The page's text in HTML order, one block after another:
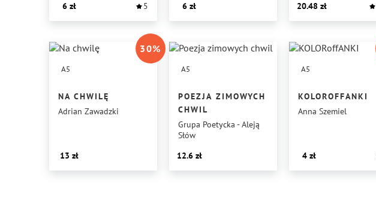
6
5
6
20.48
A5
30%
NA CHWILĘ
Adrian Zawadzki
13
A5
POEZJA ZIMOWYCH
CHWIL
Grupa Poetycka - Aleją
Słów
12.6
A5
KOLOROFFANKI
Anna Szemiel
4